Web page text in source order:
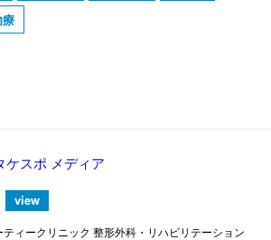
view
ィークリニック 整形外科・リハビリテーション